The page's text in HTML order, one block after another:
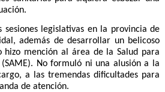
legislativas en la provincia de
además de desarrollar un belicoso
hizo mención al área de la Salud para
No formuló ni una alusión a la
a las tremendas dificultades para
de atención.